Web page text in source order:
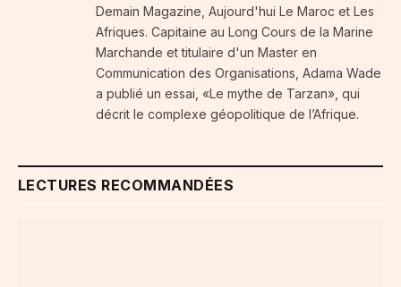
Demain Magazine, Aujourd'hui Le Maroc et Les
Afriques. Capitaine au Long Cours de la Marine
Marchande et titulaire d'un Master en
Communication des Organisations, Adama Wade
a publié un essai, «Le mythe de Tarzan», qui
décrit le complexe géopolitique de l’Afrique.
LECTURES RECOMMANDÉES